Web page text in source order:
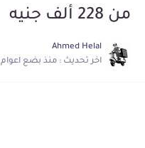
من 228 ألف جنيه
Ahmed Helal
اخر تحديث : منذ بضع اعوام